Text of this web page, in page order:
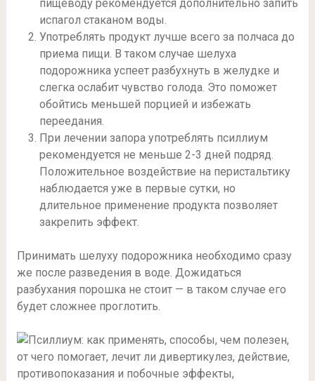
пищеводу рекомендуется дополнительно запить
испагол стаканом воды.
Употреблять продукт лучше всего за полчаса до
приема пищи. В таком случае шелуха
подорожника успеет разбухнуть в желудке и
слегка ослабит чувство голода. Это поможет
обойтись меньшей порцией и избежать
переедания.
При лечении запора употреблять псиллиум
рекомендуется не меньше 2-3 дней подряд.
Положительное воздействие на перистальтику
наблюдается уже в первые сутки, но
длительное применение продукта позволяет
закрепить эффект.
Принимать шелуху подорожника необходимо сразу
же после разведения в воде. Дожидаться
разбухания порошка не стоит — в таком случае его
будет сложнее проглотить.